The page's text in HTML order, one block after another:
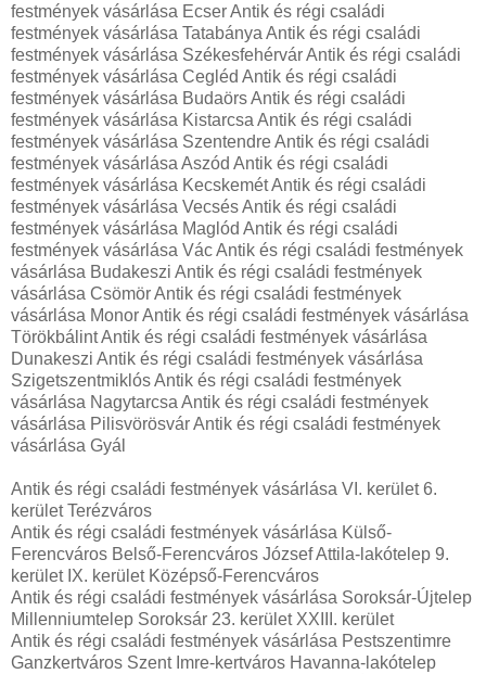
festmények vásárlása Ecser Antik és régi családi
festmények vásárlása Tatabánya Antik és régi családi
festmények vásárlása Székesfehérvár Antik és régi családi
festmények vásárlása Cegléd Antik és régi családi
festmények vásárlása Budaörs Antik és régi családi
festmények vásárlása Kistarcsa Antik és régi családi
festmények vásárlása Szentendre Antik és régi családi
festmények vásárlása Aszód Antik és régi családi
festmények vásárlása Kecskemét Antik és régi családi
festmények vásárlása Vecsés Antik és régi családi
festmények vásárlása Maglód Antik és régi családi
festmények vásárlása Vác Antik és régi családi festmények
vásárlása Budakeszi Antik és régi családi festmények
vásárlása Csömör Antik és régi családi festmények
vásárlása Monor Antik és régi családi festmények vásárlása
Törökbálint Antik és régi családi festmények vásárlása
Dunakeszi Antik és régi családi festmények vásárlása
Szigetszentmiklós Antik és régi családi festmények
vásárlása Nagytarcsa Antik és régi családi festmények
vásárlása Pilisvörösvár Antik és régi családi festmények
vásárlása Gyál
Antik és régi családi festmények vásárlása VI. kerület 6.
kerület Terézváros
Antik és régi családi festmények vásárlása Külső-
Ferencváros Belső-Ferencváros József Attila-lakótelep 9.
kerület IX. kerület Középső-Ferencváros
Antik és régi családi festmények vásárlása Soroksár-Újtelep
Millenniumtelep Soroksár 23. kerület XXIII. kerület
Antik és régi családi festmények vásárlása Pestszentimre
Ganzkertváros Szent Imre-kertváros Havanna-lakótelep